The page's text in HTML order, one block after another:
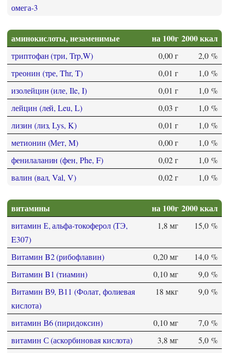
омега-3
аминокислоты, незаменимые на 100г 2000 ккал
триптофан (три, Trp,W) 0,00 г
2,0 %
треонин (тре, Thr, T)
0,01 г
1,0 %
изолейцин (иле, Ile, I)
0,01 г
1,0 %
лейцин (лей, Leu, L)
0,03 г
1,0 %
лизин (лиз, Lys, K)
0,01 г
1,0 %
метионин (Мет, M)
0,00 г
1,0 %
фенилаланин (фен, Phe, F)
0,02 г
1,0 %
валин (вал, Val, V)
0,02 г 1,0 %
витамины на 100г 2000 ккал
витамин Е, альфа-токоферол (ТЭ,
E307)
1,8 мг 15,0 %
Витамин B2 (рибофлавин) 0,20 мг
14,0 %
Витамин B1 (тиамин)
0,10 мг
9,0 %
Витамин В9, В11 (Фолат, фолиевая
кислота)
18 мкг 9,0 %
витамин В6 (пиридоксин) 0,10 мг
7,0 %
витамин С (аскорбиновая кислота)
3,8 мг
5,0 %